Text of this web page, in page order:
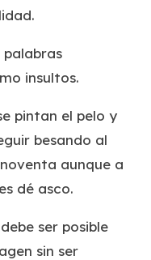
palabras
insultos.
pintan el pelo y
besando al
aunque a
dé asco.
ser posible
sin ser